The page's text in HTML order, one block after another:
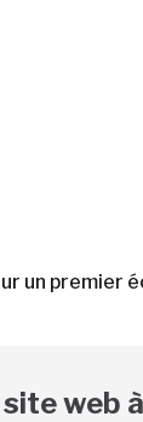
un
web à